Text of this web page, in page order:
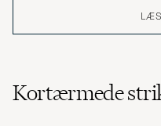
Kortærmede